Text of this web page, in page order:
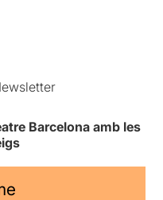
Barcelona amb les